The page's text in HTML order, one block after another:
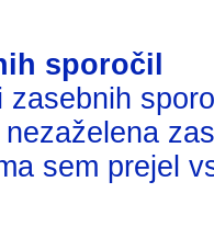
sporočil
zasebnih
sem prejel